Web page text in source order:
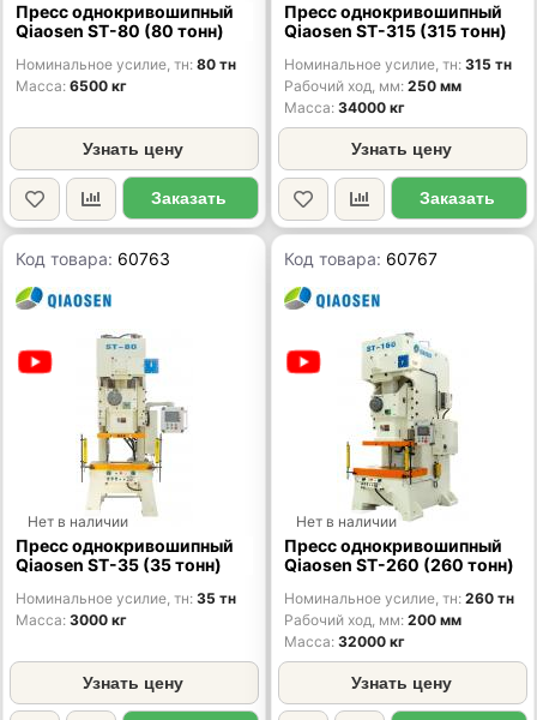
Пресс однокривошипный
Qiaosen ST-80 (80 тонн)
Номинальное усилие, тн 80 тн
Масса 6500 кг
Узнать цену
Заказать
Пресс однокривошипный
Qiaosen ST-315 (315 тонн)
Номинальное усилие, тн 315 тн
Рабочий ход, мм 250 мм
Масса 34000 кг
Узнать цену
Заказать
Код товара: 60763
Нет в наличии
Пресс однокривошипный
Qiaosen ST-35 (35 тонн)
Номинальное усилие, тн 35 тн
Масса 3000 кг
Узнать цену
Код товара: 60767
Нет в наличии
Пресс однокривошипный
Qiaosen ST-260 (260 тонн)
Номинальное усилие, тн 260 тн
Рабочий ход, мм 200 мм
Масса 32000 кг
Узнать цену